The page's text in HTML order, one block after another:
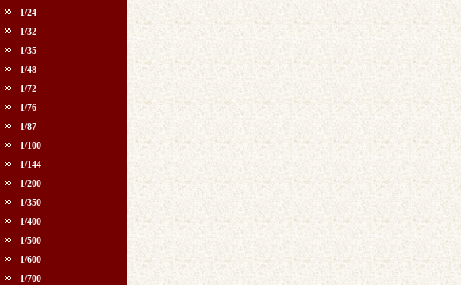
1/24
1/32
1/35
1/48
1/72
1/76
1/87
1/100
1/144
1/200
1/350
1/400
1/500
1/600
1/700